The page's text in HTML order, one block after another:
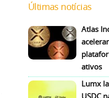
Últimas notícias
Atlas
ativos
Lumx